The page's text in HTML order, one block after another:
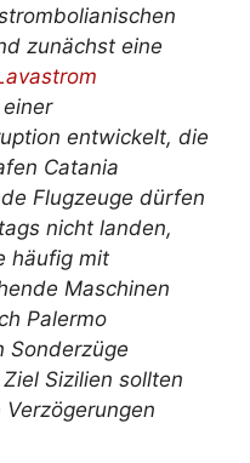
zunächst eine
entwickelt, die
Catania
Flugzeuge dürfen
nicht landen,
häufig mit
Maschinen
Palermo
Sonderzüge
Sizilien sollten